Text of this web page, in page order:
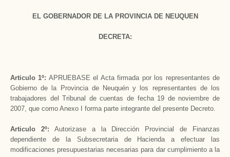
EL GOBERNADOR DE LA PROVINCIA DE NEUQUEN
DECRETA:
Articulo 1º: APRUEBASE el Acta firmada por los representantes de
Gobierno de la Provincia de Neuquén y los representantes de los
trabajadores del Tribunal de cuentas de fecha 19 de noviembre de
2007, que como Anexo I forma parte integrante del presente Decreto.
Articulo 2º: Autorizase a la Dirección Provincial de Finanzas
dependiente de la Subsecretaria de Hacienda a efectuar las
modificaciones presupuestarias necesarias para dar cumplimiento a la